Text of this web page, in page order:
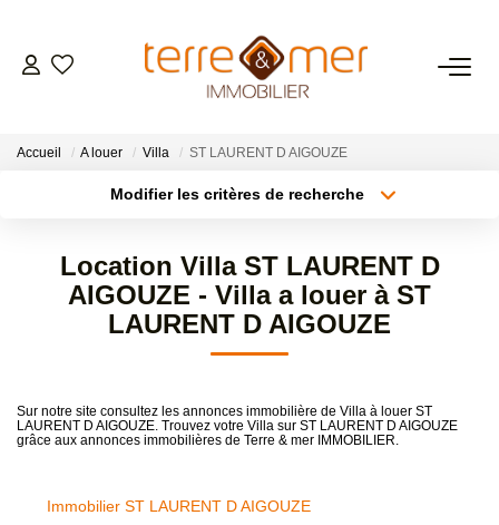
GESTION LOCATIVE
CONTACT
Accueil A louer Villa ST LAURENT D AIGOUZE
Modifier les critères de recherche
Sélectionnez...
Type de bien
Surface min
Location Villa ST LAURENT D
AIGOUZE - Villa a louer à ST
LAURENT D AIGOUZE
Sur notre site consultez les annonces immobilière de Villa à louer ST
LAURENT D AIGOUZE. Trouvez votre Villa sur ST LAURENT D AIGOUZE
grâce aux annonces immobilières de Terre & mer IMMOBILIER.
Immobilier ST LAURENT D AIGOUZE